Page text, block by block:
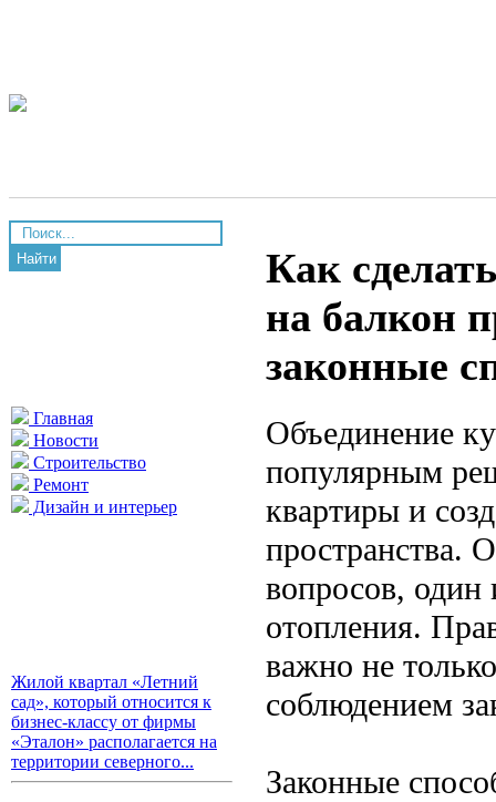
Найти
Главная
Новости
Строительство
Ремонт
Дизайн и интерьер
Жилой квартал «Летний
сад», который относится к
бизнес-классу от фирмы
«Эталон» располагается на
территории северного...
Как
на балкон
законные
Объединение
популярным
квартиры и
пространства.
вопросов, один
отопления.
важно не
соблюдением
Законные